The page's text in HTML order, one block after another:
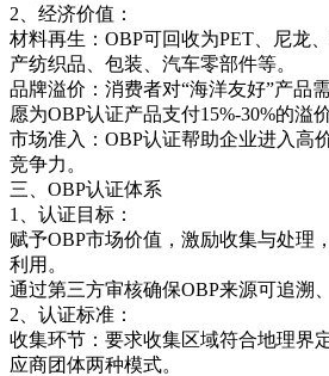
2、经济价值：
材料再生：OBP可回收为PET、尼龙
产纺织品、包装、汽车零部件等。
品牌溢价：消费者对“海洋友好”产品
愿为OBP认证产品支付15%-30%的溢价
市场准入：OBP认证帮助企业进入高
竞争力。
三、OBP认证体系
1、认证目标：
赋予OBP市场价值，激励收集与处理
利用。
通过第三方审核确保OBP来源可追溯
2、认证标准：
收集环节：要求收集区域符合地理界
应商团体两种模式。